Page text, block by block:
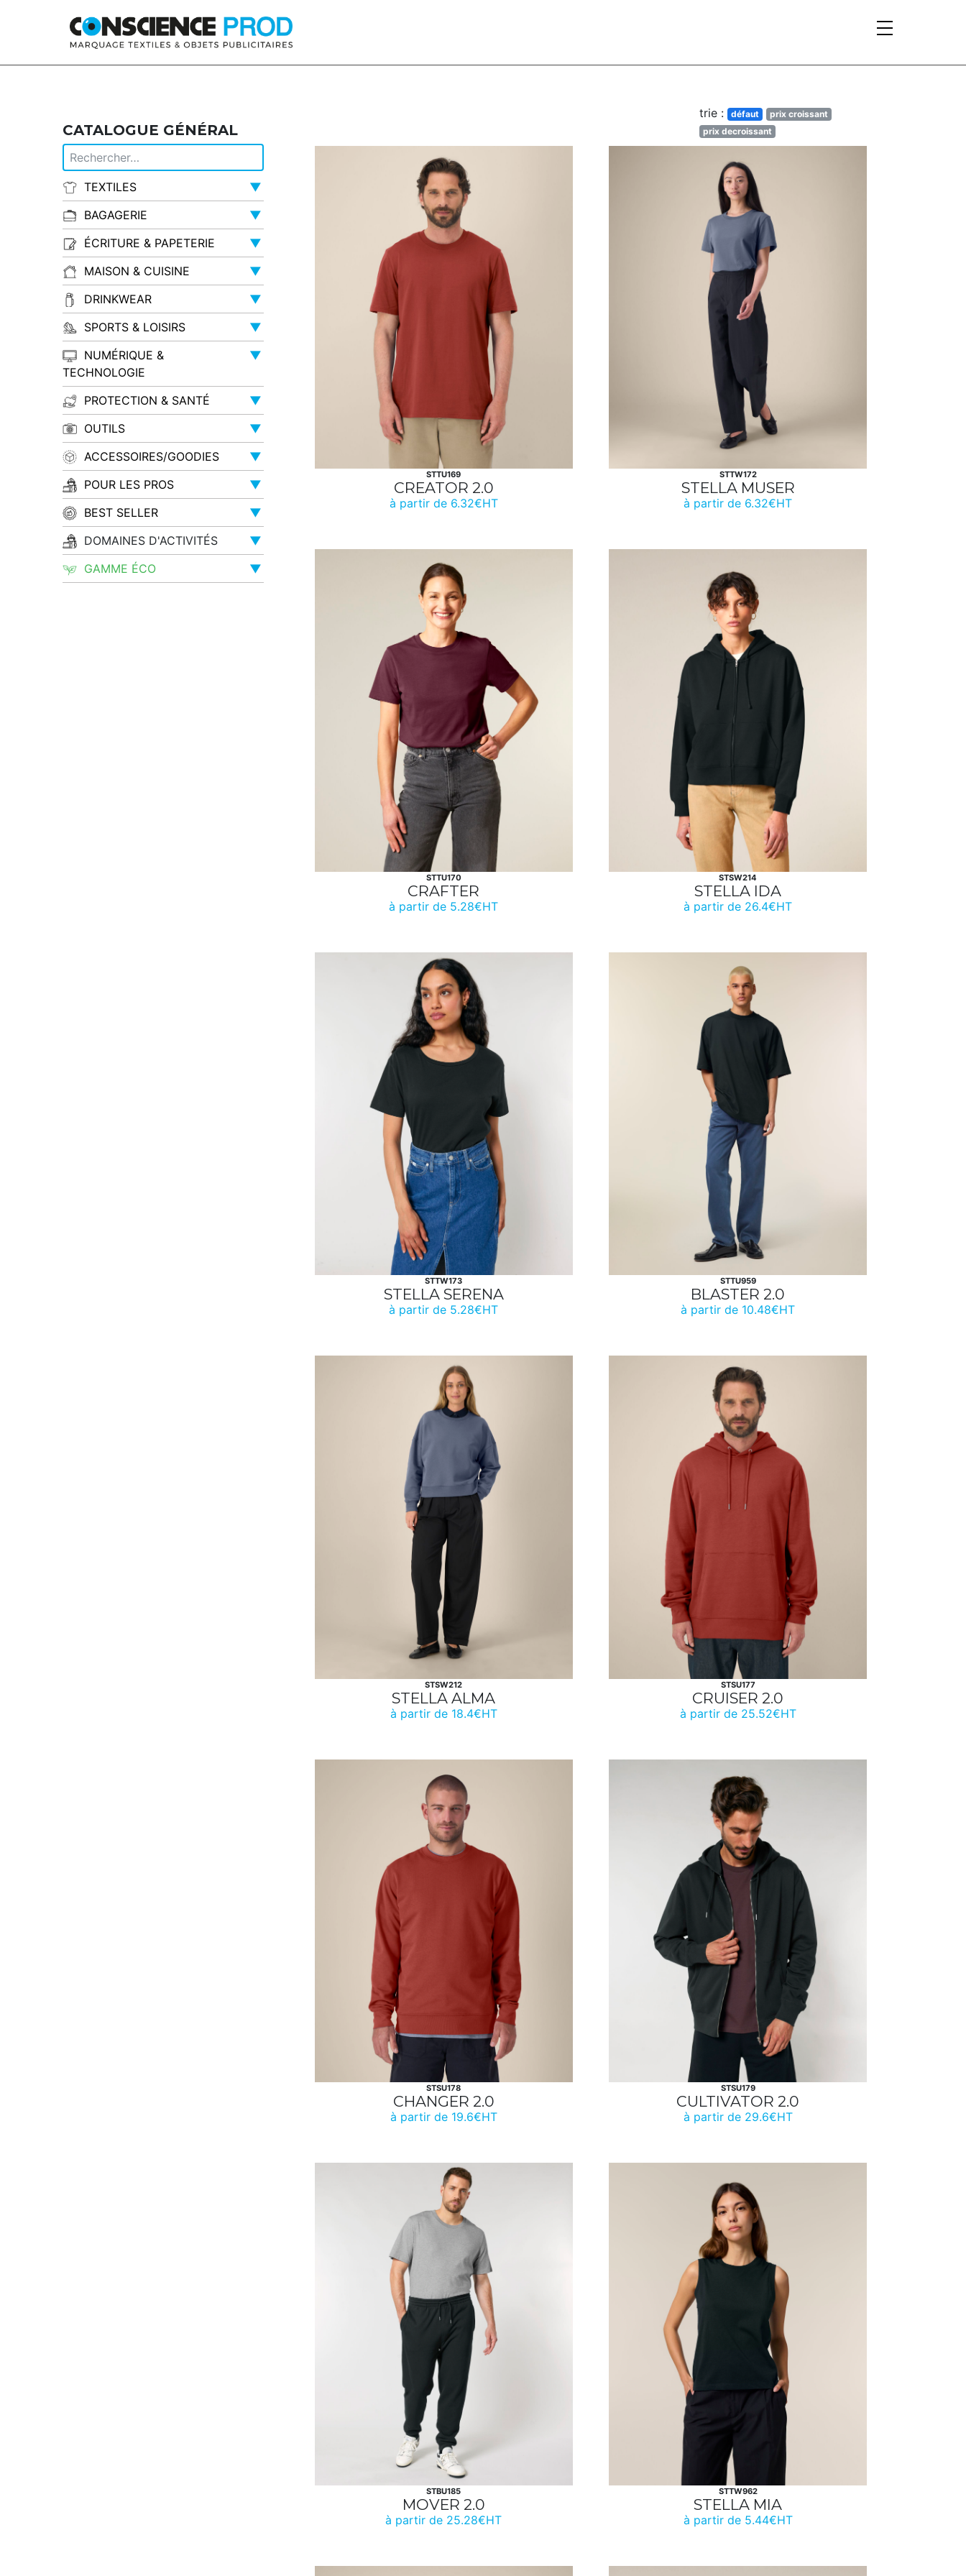
CATALOGUE GÉNÉRAL
TEXTILES
▼
BAGAGERIE
▼
ÉCRITURE & PAPETERIE
▼
MAISON & CUISINE
▼
DRINKWEAR
▼
SPORTS & LOISIRS
▼
NUMÉRIQUE &
TECHNOLOGIE
▼
PROTECTION & SANTÉ
▼
OUTILS
▼
ACCESSOIRES/GOODIES
▼
POUR LES PROS
▼
BEST SELLER
▼
DOMAINES D'ACTIVITÉS
▼
GAMME ÉCO
▼
trie : défaut
prix croissant
prix decroissant
STTU169
CREATOR 2.0
à partir de 6.32€HT
STTW172
STELLA MUSER
à partir de 6.32€HT
STTU170
CRAFTER
à partir de 5.28€HT
STSW214
STELLA IDA
à partir de 26.4€HT
STTW173
STELLA SERENA
à partir de 5.28€HT
STTU959
BLASTER 2.0
à partir de 10.48€HT
STSW212
STELLA ALMA
à partir de 18.4€HT
STSU177
CRUISER 2.0
à partir de 25.52€HT
STSU178
CHANGER 2.0
à partir de 19.6€HT
STSU179
CULTIVATOR 2.0
à partir de 29.6€HT
STBU185
MOVER 2.0
à partir de 25.28€HT
STTW962
STELLA MIA
à partir de 5.44€HT